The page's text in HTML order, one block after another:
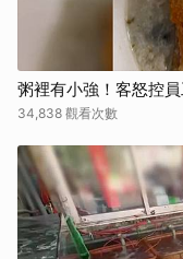
粥裡有小強！客怒控
34,838 觀看次數